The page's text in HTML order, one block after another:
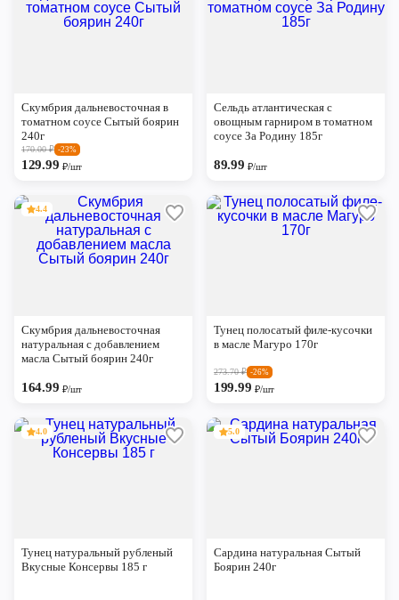
Скумбрия дальневосточная в
томатном соусе Сытый боярин
240г
170.00₽ -23%
129.99 ₽/шт
Сельдь атлантическая с
овощным гарниром в томатном
соусе За Родину 185г
89.99₽/шт
4.4
Скумбрия дальневосточная
натуральная с добавлением
масла Сытый боярин 240г
164.99 ₽/шт
Тунец полосатый филе-кусочки
в масле Магуро 170г
273.70₽ -26%
199.99 ₽/шт
4.0
Тунец натуральный рубленый
Вкусные Консервы 185 г
5.0
Сардина натуральная Сытый
Боярин 240г